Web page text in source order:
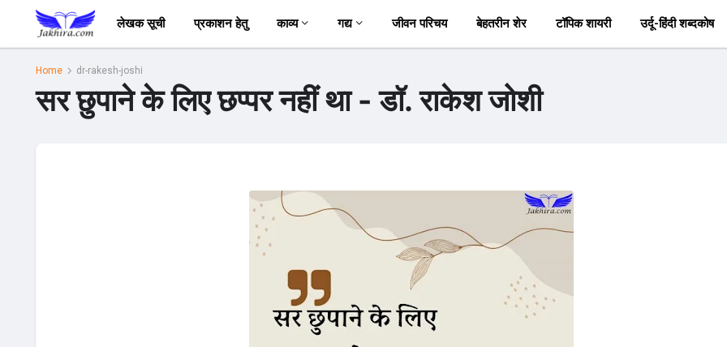
लेखक सूची प्रकाशन हेतु काव्य गद्य जीवन परिचय बेहतरीन शेर टॉपिक शायरी उर्दू-हिंदी शब्दकोष
Home dr-rakesh-joshi
सर छुपाने के लिए छप्पर नहीं था - डॉ. राकेश जोशी